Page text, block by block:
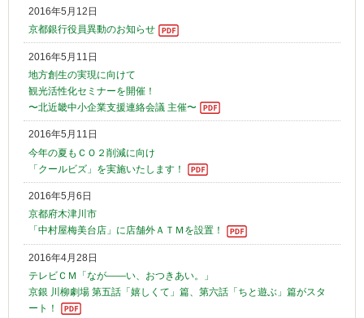
2016年5月12日
京都銀行役員異動のお知らせ
2016年5月11日
地方創生の実現に向けて
観光活性化セミナーを開催！
〜北近畿中小企業支援連絡会議 主催〜
2016年5月11日
今年の夏もＣＯ２削減に向け
「クールビズ」を実施いたします！
2016年5月6日
京都府木津川市
「中村屋梅美台店」に店舗外ＡＴＭを設置！
2016年4月28日
テレビＣＭ「なが――い、おつきあい。」
京銀 川柳劇場 第五話「嬉しくて」篇、第六話「ちと遊ぶ」篇がスタ
ート！